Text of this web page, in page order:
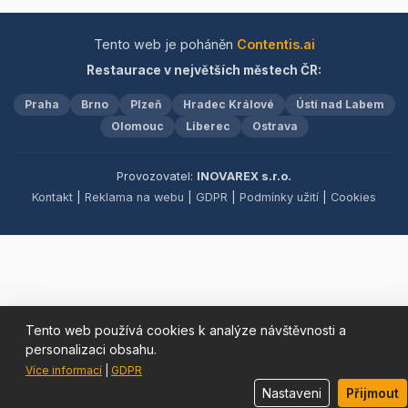
Tento web používá cookies k analýze návštěvnosti a
personalizaci obsahu.
Více informací GDPR
Nastaveni Přijmout
nejčerstvějších surovin. Ať
naše lahodné pokrmy v
pohodlí vašeho domova
spolehlivé rozvozové
služby, nebo toužíte
naším profesionálním
cateringem, jsme zde pro
přístupem.
pomohou relaxovat a užít
si den naplno. Přijďte za
námi a nechte se hýčkat!
Tento web je poháněn Contentis.ai
Restaurace v největších městech ČR:
Praha Brno Plzeň Hradec Králové
Ústí nad Labem
Olomouc
Liberec Ostrava
Provozovatel: INOVAREX s.r.o.
Kontakt
Reklama na webu GDPR Podmínky užití Cookies